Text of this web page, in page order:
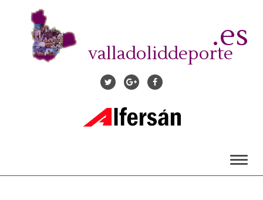
contenido
valladoliddeporte
.es